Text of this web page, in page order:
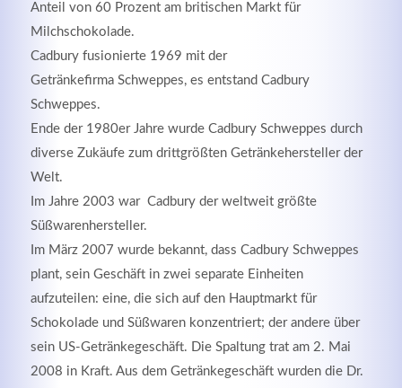
Anteil von 60 Prozent am britischen Markt für
Milchschokolade.
Cadbury fusionierte 1969 mit der
Getränkefirma Schweppes, es entstand Cadbury
Schweppes.
Ende der 1980er Jahre wurde Cadbury Schweppes durch
diverse Zukäufe zum drittgrößten Getränkehersteller der
Welt.
Im Jahre 2003 war Cadbury der weltweit größte
Süßwarenhersteller.
Im März 2007 wurde bekannt, dass Cadbury Schweppes
plant, sein Geschäft in zwei separate Einheiten
aufzuteilen: eine, die sich auf den Hauptmarkt für
Schokolade und Süßwaren konzentriert; der andere über
sein US-Getränkegeschäft. Die Spaltung trat am 2. Mai
2008 in Kraft. Aus dem Getränkegeschäft wurden die Dr.